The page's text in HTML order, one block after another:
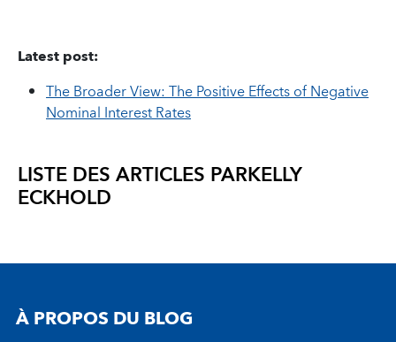
Latest post:
The Broader View: The Positive Effects of Negative
Nominal Interest Rates
LISTE DES ARTICLES PARKELLY
ECKHOLD
À PROPOS DU BLOG